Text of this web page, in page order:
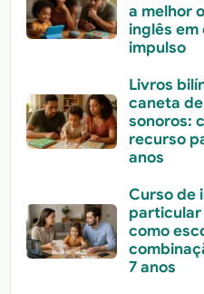
a melhor
inglês em
impulso
Livros
caneta
sonoros:
recurso
anos
Curso de
particular
como
7 anos